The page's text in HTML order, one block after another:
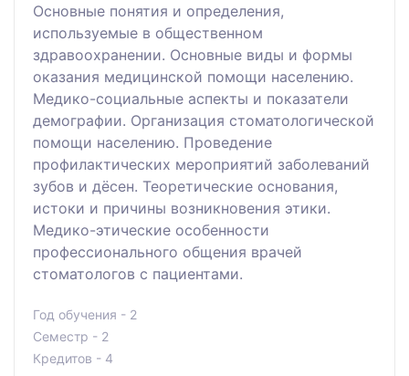
Основные понятия и определения,
используемые в общественном
здравоохранении. Основные виды и формы
оказания медицинской помощи населению.
Медико-социальные аспекты и показатели
демографии. Организация стоматологической
помощи населению. Проведение
профилактических мероприятий заболеваний
зубов и дёсен. Теоретические основания,
истоки и причины возникновения этики.
Медико-этические особенности
профессионального общения врачей
стоматологов с пациентами.
Год обучения - 2
Семестр - 2
Кредитов - 4